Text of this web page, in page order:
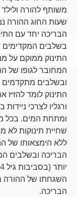
משותף להורה ולילד
שעות החוג ההורה
הבריכה יחד עם
בשלבים המקדימים
התינוק ממוקם על
המחובר לגופו של
ובשלבים מתקדמים
התינוק לומד להזיז את
ורגליו לצרכי ניידות
ומתחת המים. בכל
שחיית תינוקות לא
ללא הימצאותו של
הבריכה ובשלבים
השגחתו של ההורה
הבריכה.